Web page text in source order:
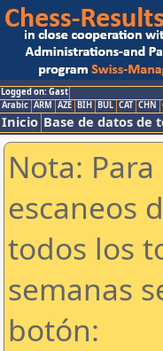
Logged on: Gast
Arabic ARM AZE BIH BUL CAT CHN
Inicio Base de datos de
Nota:
escaneos
todos los
semanas
botón: